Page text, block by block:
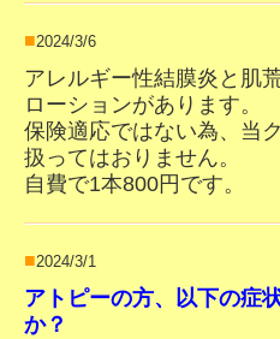
■2024/3/6
アレルギー性結膜炎と肌
ローションがあります。
保険適応ではない為、当
扱ってはおりません。
自費で1本800円です。
■2024/3/1
アトピーの方、以下の症
か？